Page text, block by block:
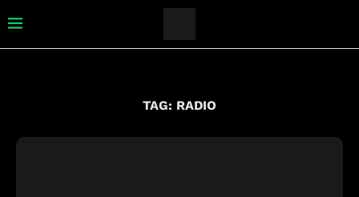
TAG: RADIO